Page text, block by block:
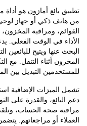
بائع أمازون هو أداة محمولة
ذكي أو جهاز لوحي. وهو
ومراقبة المخزون، وإدارة
في الوقت الفعلي. يدعم
عنها ويتيح للبائعين
أثناء التنقل. مع التكامل
التبديل بين المناطق
الإضافية استوديو
والقدرة على
صحة الحساب، وتلقي
أو مراجعاتهم. يتضمن